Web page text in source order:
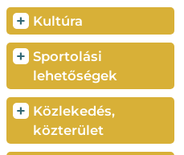
+ Kultúra
+ Sportolási
lehetőségek
+ Közlekedés,
közterület